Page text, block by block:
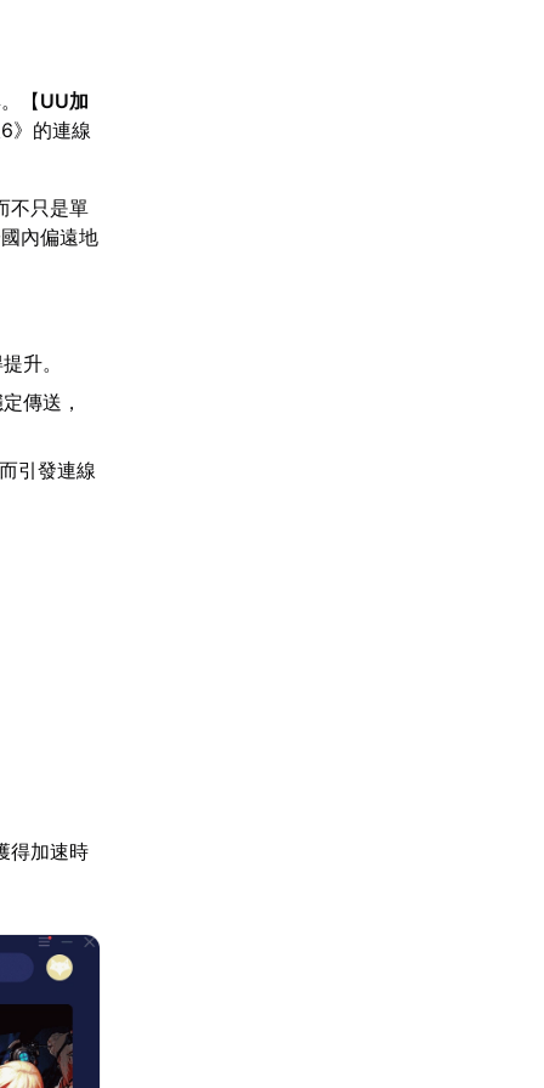
【UU加
》的連線
不只是單
內偏遠地
升。
傳送，
引發連線
得加速時